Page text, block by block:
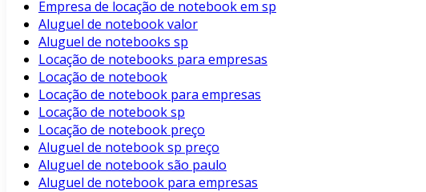
Empresa de locação de notebook em sp
Aluguel de notebook valor
Aluguel de notebooks sp
Locação de notebooks para empresas
Locação de notebook
Locação de notebook para empresas
Locação de notebook sp
Locação de notebook preço
Aluguel de notebook sp preço
Aluguel de notebook são paulo
Aluguel de notebook para empresas